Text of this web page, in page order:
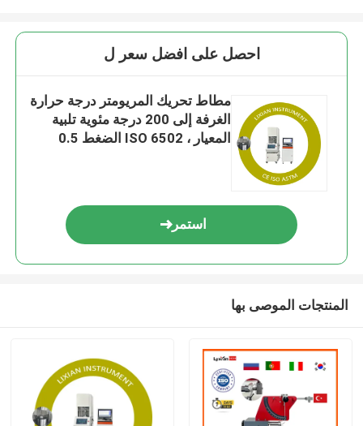
احصل على افضل سعر ل
مطاط تحريك المريومتر درجة حرارة
الغرفة إلى 200 درجة مئوية تلبية
المعيار ، ISO 6502 الضغط 0.5
استمر
المنتجات الموصى بها